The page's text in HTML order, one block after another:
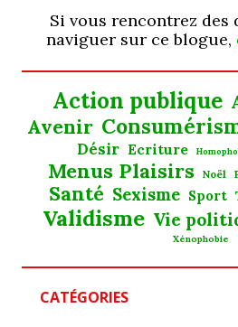
Si vous rencontrez
naviguer sur ce blogue,
Action publique
Avenir
Désir Ecriture
Menus Plaisirs Noël
Santé Sexisme Sport
Validisme Vie
Xénophobie
CATÉGORIES